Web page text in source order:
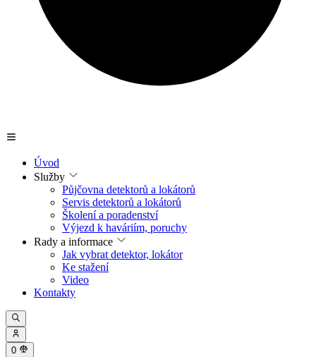
Úvod
Služby
Půjčovna detektorů a lokátorů
Servis detektorů a lokátorů
Školení a poradenství
Výjezd k haváriím, poruchy
Rady a informace
Jak vybrat detektor, lokátor
Ke stažení
Video
Kontakty
0